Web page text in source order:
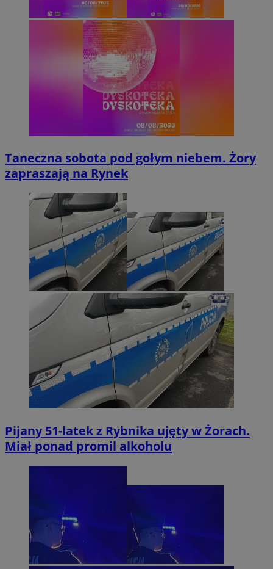
Taneczna sobota pod gołym niebem. Żory
zapraszają na Rynek
Pijany 51-latek z Rybnika ujęty w Żorach.
Miał ponad promil alkoholu